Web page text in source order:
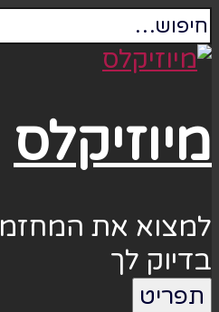
מיוזיקלס
למצוא את
בדיוק לך
תפריט